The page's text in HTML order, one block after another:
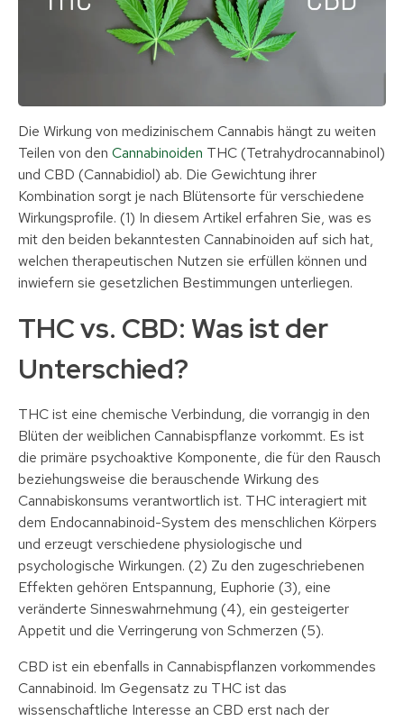
Die Wirkung von medizinischem Cannabis hängt zu weiten
Teilen von den Cannabinoiden THC (Tetrahydrocannabinol)
und CBD (Cannabidiol) ab. Die Gewichtung ihrer
Kombination sorgt je nach Blütensorte für verschiedene
Wirkungsprofile. (1) In diesem Artikel erfahren Sie, was es
mit den beiden bekanntesten Cannabinoiden auf sich hat,
welchen therapeutischen Nutzen sie erfüllen können und
inwiefern sie gesetzlichen Bestimmungen unterliegen.
THC vs. CBD: Was ist der
Unterschied?
THC ist eine chemische Verbindung, die vorrangig in den
Blüten der weiblichen Cannabispflanze vorkommt. Es ist
die primäre psychoaktive Komponente, die für den Rausch
beziehungsweise die berauschende Wirkung des
Cannabiskonsums verantwortlich ist. THC interagiert mit
dem Endocannabinoid-System des menschlichen Körpers
und erzeugt verschiedene physiologische und
psychologische Wirkungen. (2) Zu den zugeschriebenen
Effekten gehören Entspannung, Euphorie (3), eine
veränderte Sinneswahrnehmung (4), ein gesteigerter
Appetit und die Verringerung von Schmerzen (5).
CBD ist ein ebenfalls in Cannabispflanzen vorkommendes
Cannabinoid. Im Gegensatz zu THC ist das
wissenschaftliche Interesse an CBD erst nach der